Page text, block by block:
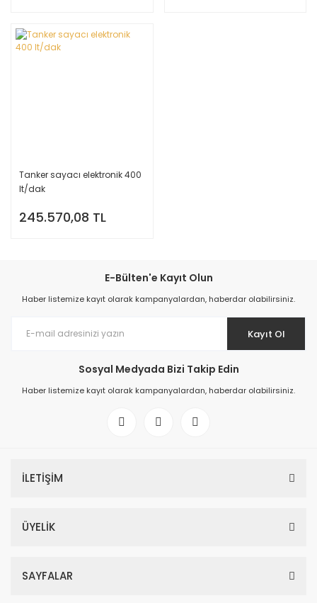
Tanker sayacı elektronik 400
lt/dak
245.570,08 TL
E-Bülten'e Kayıt Olun
Haber listemize kayıt olarak kampanyalardan, haberdar olabilirsiniz.
Kayıt Ol
Sosyal Medyada Bizi Takip Edin
Haber listemize kayıt olarak kampanyalardan, haberdar olabilirsiniz.
İLETİŞİM
ÜYELİK
SAYFALAR